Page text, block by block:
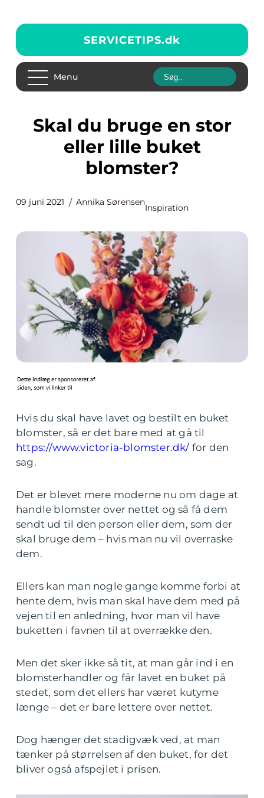
SERVICETIPS.dk
Menu
Skal du bruge en stor
eller lille buket
blomster?
09 juni 2021 Annika Sørensen
Inspiration
Hvis du skal have lavet og bestilt en buket
blomster, så er det bare med at gå til
https://www.victoria-blomster.dk/ for den
sag.
Det er blevet mere moderne nu om dage at
handle blomster over nettet og så få dem
sendt ud til den person eller dem, som der
skal bruge dem – hvis man nu vil overraske
dem.
Ellers kan man nogle gange komme forbi at
hente dem, hvis man skal have dem med på
vejen til en anledning, hvor man vil have
buketten i favnen til at overrække den.
Men det sker ikke så tit, at man går ind i en
blomsterhandler og får lavet en buket på
stedet, som det ellers har været kutyme
længe – det er bare lettere over nettet.
Dog hænger det stadigvæk ved, at man
tænker på størrelsen af den buket, for det
bliver også afspejlet i prisen.